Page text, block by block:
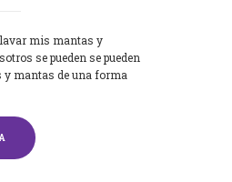
lavar mis mantas y
se pueden se pueden
y mantas de una forma